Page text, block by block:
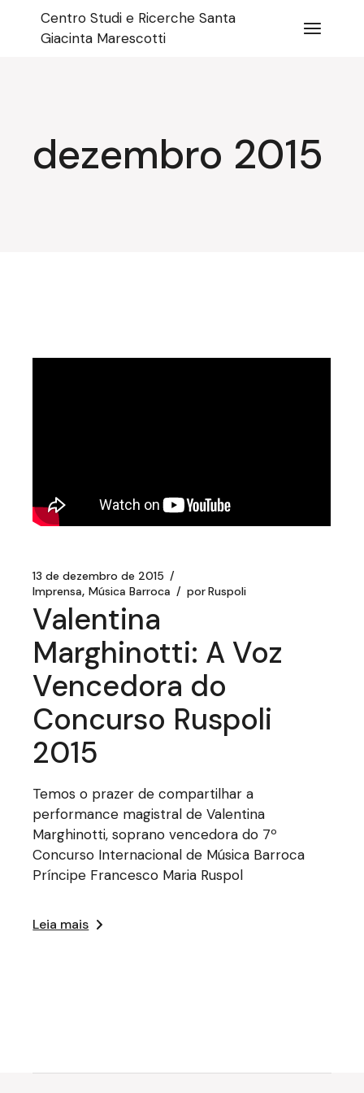
conteúdo
Centro Studi e Ricerche Santa
Giacinta Marescotti
dezembro 2015
13 de dezembro de 2015
Imprensa Música Barroca porRuspoli
Valentina
Marghinotti: A Voz
Vencedora do
Concurso Ruspoli
2015
Temos o prazer de compartilhar a
performance magistral de Valentina
Marghinotti, soprano vencedora do 7º
Concurso Internacional de Música Barroca
Príncipe Francesco Maria Ruspol
Leia mais